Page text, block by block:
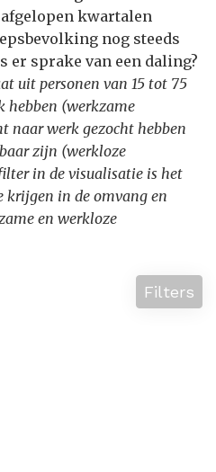
kwartalen
nog steeds
er sprake van een daling?
uit personen van 15 tot 75
hebben (werkzame
naar werk gezocht hebben
zijn (werkloze
in de visualisatie is het
in de omvang en
en werkloze
Filters